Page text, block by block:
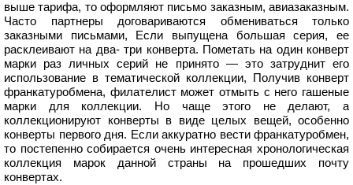
выше тарифа, то оформляют письмо заказным, авиазаказным.
Часто партнеры договариваются обмениваться только
заказными письмами, Если выпущена большая серия, ее
расклеивают на два- три конверта. Пометать на один конверт
марки раз личных серий не принято — это затруднит его
использование в тематической коллекции, Получив конверт
франкатуробмена, филателист может отмыть с него гашеные
марки для коллекции. Но чаще этого не делают, а
коллекционируют конверты в виде целых вещей, особенно
конверты первого дня. Если аккуратно вести франкатуробмен,
то постепенно собирается очень интересная хронологическая
коллекция марок данной страны на прошедших почту
конвертах.